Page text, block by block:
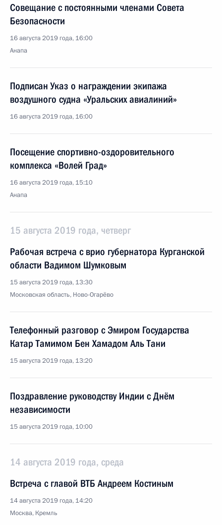
Совещание с постоянными членами Совета
Безопасности
16 августа 2019 года, 16:00
Анапа
Подписан Указ о награждении экипажа
воздушного судна «Уральских авиалиний»
16 августа 2019 года, 16:00
Посещение спортивно-оздоровительного
комплекса «Волей Град»
16 августа 2019 года, 15:10
Анапа
15 августа 2019 года, четверг
Рабочая встреча с врио губернатора Курганской
области Вадимом Шумковым
15 августа 2019 года, 13:30
Московская область, Ново-Огарёво
Телефонный разговор с Эмиром Государства
Катар Тамимом Бен Хамадом Аль Тани
15 августа 2019 года, 13:20
Поздравление руководству Индии с Днём
независимости
15 августа 2019 года, 10:00
14 августа 2019 года, среда
Встреча с главой ВТБ Андреем Костиным
14 августа 2019 года, 14:20
Москва, Кремль